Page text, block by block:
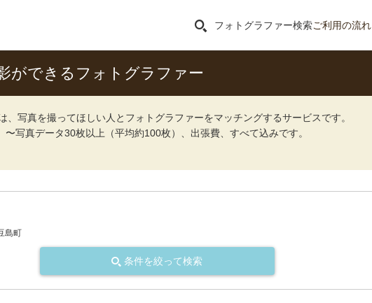
フォトグラファー検索ご利用の流れ
ができるフォトグラファー
、写真を撮ってほしい人とフォトグラファーをマッチングするサービスです。
写真データ30枚以上（平均約100枚）、出張費、すべて込みです。
島町
条件を絞って検索